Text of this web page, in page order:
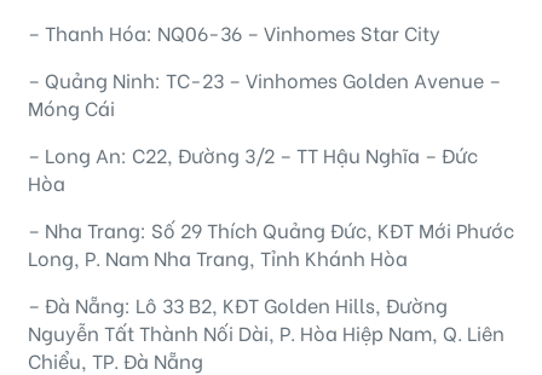
– Thanh Hóa: NQ06-36 – Vinhomes Star City
– Quảng Ninh: TC-23 – Vinhomes Golden Avenue –
Móng Cái
– Long An: C22, Đường 3/2 – TT Hậu Nghĩa – Đức
Hòa
– Nha Trang: Số 29 Thích Quảng Đức, KĐT Mới Phước
Long, P. Nam Nha Trang, Tỉnh Khánh Hòa
– Đà Nẵng: Lô 33 B2, KĐT Golden Hills, Đường
Nguyễn Tất Thành Nối Dài, P. Hòa Hiệp Nam, Q. Liên
Chiểu, TP. Đà Nẵng